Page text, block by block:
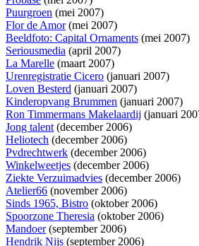
Puurgroen (mei 2007)
Flor de Amor(mei 2007)
Beeldfoto: Capital Ornaments (mei 2007)
Seriousmedia (april 2007)
La Marelle (maart 2007)
Urenregistratie Cicero (januari 2007)
Loven Besterd (januari 2007)
Kinderopvang Brummen (januari 2007)
Ron Timmermans Makelaardij (januari
Jong talent (december 2006)
Heliotech (december 2006)
Pvdrechtwerk (december 2006)
Winkelweetjes (december 2006)
Ziekte Verzuimadvies (december 2006)
Atelier66 (november 2006)
Sinds 1965, Bistro (oktober 2006)
Spoorzone Theresia (oktober 2006)
Mandoer(september 2006)
Hendrik Nijs (september 2006)